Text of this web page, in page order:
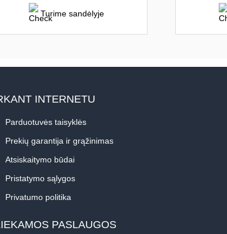
Turime sandėlyje
INTERNETU
Parduotuvės taisyklės
Prekių garantija ir grąžinimas
Atsiskaitymo būdai
Pristatymo sąlygos
Privatumo politika
PASLAUGOS